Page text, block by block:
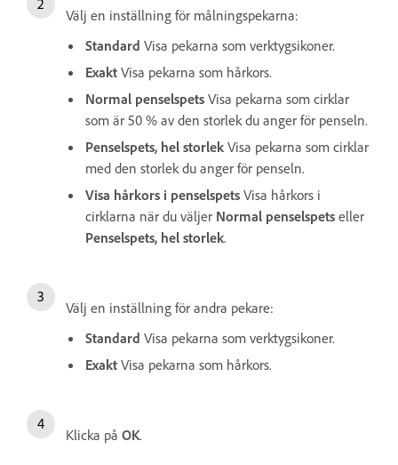
Välj en inställning för målningspekarna:
Standard Visa pekarna som verktygsikoner.
Exakt Visa pekarna som hårkors.
Normal penselspets Visa pekarna som cirklar
som är 50 % av den storlek du anger för penseln.
Penselspets, hel storlek Visa pekarna som cirklar
med den storlek du anger för penseln.
Visa hårkors i penselspets Visa hårkors i
cirklarna när du väljer Normal penselspets eller
Penselspets, hel storlek.
Välj en inställning för andra pekare:
Standard Visa pekarna som verktygsikoner.
Exakt Visa pekarna som hårkors.
Klicka på OK.